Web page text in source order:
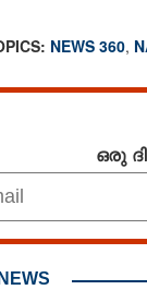
NEWS 360,
ഒരു